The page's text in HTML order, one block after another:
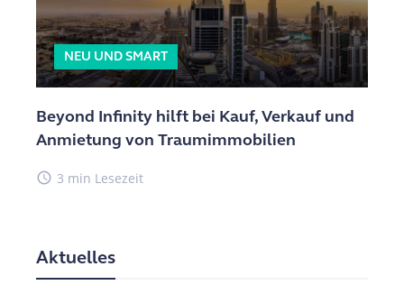
NEU UND SMART
Beyond Infinity hilft bei Kauf, Verkauf und
Anmietung von Traumimmobilien
access_time 3 min Lesezeit
Aktuelles